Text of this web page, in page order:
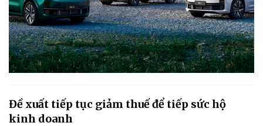
Đề xuất tiếp tục giảm thuế để tiếp sức hộ
kinh doanh